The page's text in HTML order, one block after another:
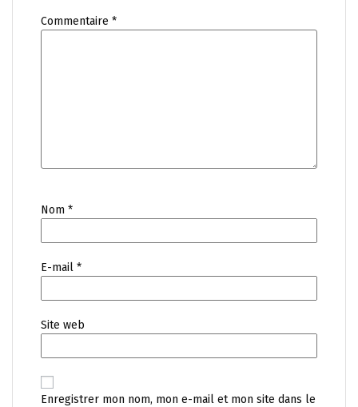
Commentaire *
Nom *
E-mail *
Site web
Enregistrer mon nom, mon e-mail et mon site dans le